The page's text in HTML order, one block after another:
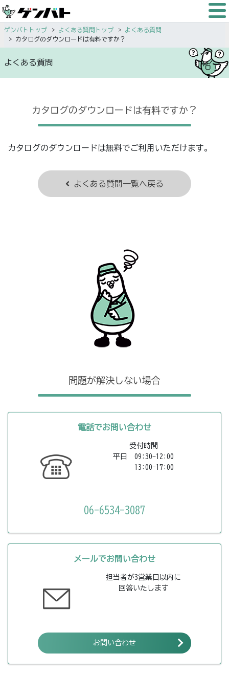
ゲンバトトップ よくある質問トップ
よくある質問
カタログのダウンロードは有料ですか？
よくある質問
カタログのダウンロードは有料ですか？
カタログのダウンロードは無料でご利用いただけます。
よくある質問一覧へ戻る
問題が解決しない場合
電話でお問い合わせ
受付時間
平日 09:30-12:00
13:00-17:00
06-6534-3087
メールでお問い合わせ
担当者が3営業日以内に
回答いたします
お問い合わせ